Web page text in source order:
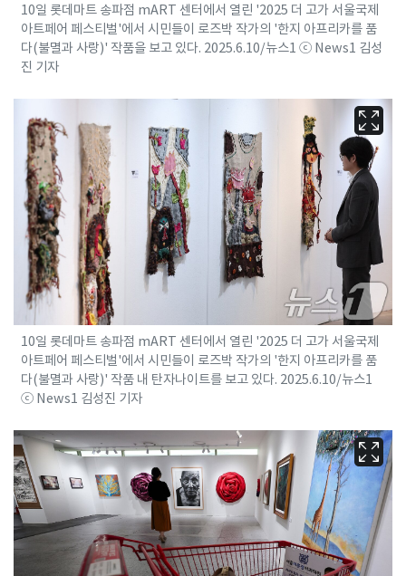
10일 롯데마트 송파점 mART 센터에서 열린 '2025 더 고가 서울국제
아트페어 페스티벌'에서 시민들이 로즈박 작가의 '한지 아프리카를 품
다(불멸과 사랑)' 작품을 보고 있다. 2025.6.10/뉴스1 ⓒ News1 김성
진 기자
10일 롯데마트 송파점 mART 센터에서 열린 '2025 더 고가 서울국제
아트페어 페스티벌'에서 시민들이 로즈박 작가의 '한지 아프리카를 품
다(불멸과 사랑)' 작품 내 탄자나이트를 보고 있다. 2025.6.10/뉴스1
ⓒ News1 김성진 기자